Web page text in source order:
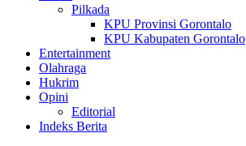
Pilkada
KPU Provinsi Gorontalo
KPU Kabupaten Gorontalo
Entertainment
Olahraga
Hukrim
Opini
Editorial
Indeks Berita